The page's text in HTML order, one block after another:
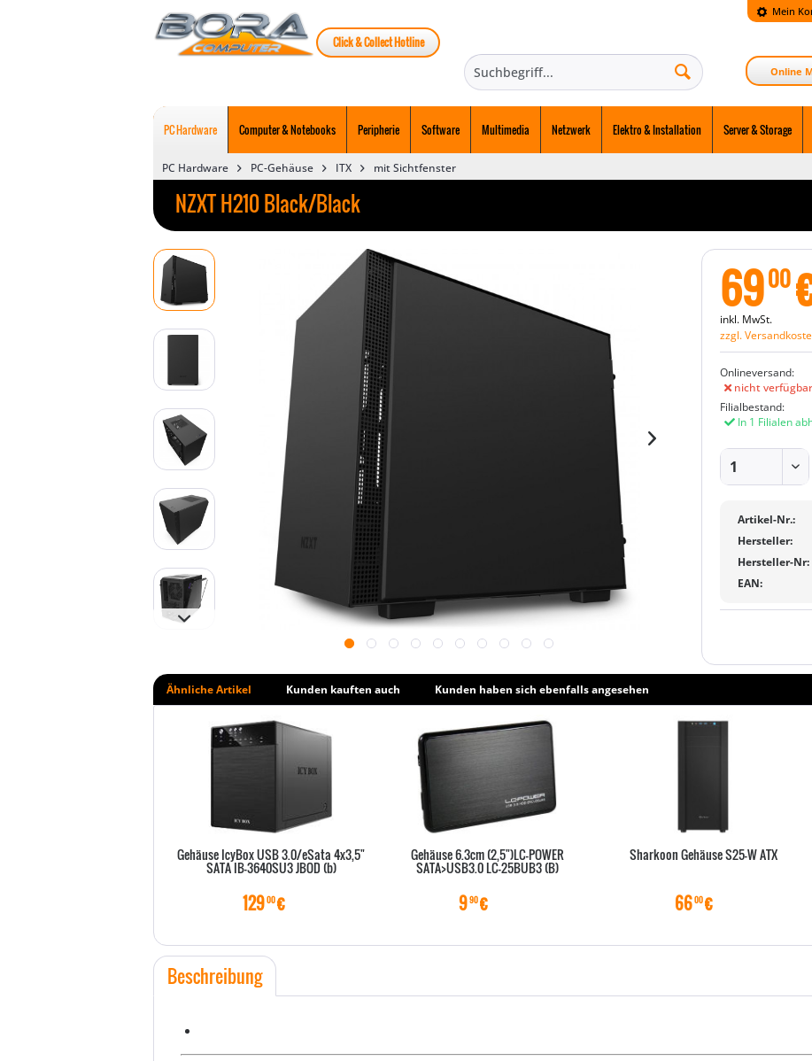
Mein
Click & Collect Hotline
Online
PC Hardware Computer & Notebooks Peripherie Software Multimedia Netzwerk Elektro & Installation Server & Storage
PC Hardware PC-Gehäuse ITX mit Sichtfenster
NZXT H210 Black/Black
6900
inkl. MwSt.
zzgl.
Onlineversand:
nicht verfügbar
Filialbestand:
In 1 Filialen
Artikel-Nr.:
Hersteller:
Hersteller-Nr:
EAN:
Ähnliche Artikel Kunden kauften auch Kunden haben sich ebenfalls angesehen
Gehäuse IcyBox USB 3.0/eSata 4x3,5"
SATA IB-3640SU3 JBOD (b)
12900€
Gehäuse 6.3cm (2,5")LC-POWER
SATA>USB3.0 LC-25BUB3 (B)
990€
Sharkoon Gehäuse S25-W ATX
6600€
Beschreibung